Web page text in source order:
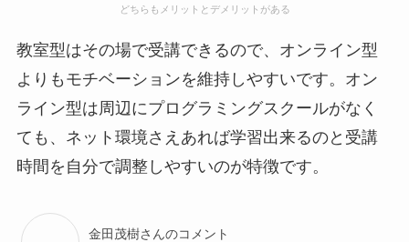
どちらもメリットとデメリットがある
教室型はその場で受講できるので、オンライン型
よりもモチベーションを維持しやすいです。オン
ライン型は周辺にプログラミングスクールがなく
ても、ネット環境さえあれば学習出来るのと受講
時間を自分で調整しやすいのが特徴です。
金田茂樹さんのコメント